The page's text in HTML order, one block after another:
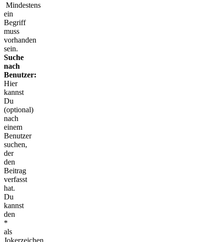
Mindestens
ein
Begriff
muss
vorhanden
sein.
Suche
nach
Benutzer:
Hier
kannst
Du
(optional)
nach
einem
Benutzer
suchen,
der
den
Beitrag
verfasst
hat.
Du
kannst
den
*
als
Jokerzeichen